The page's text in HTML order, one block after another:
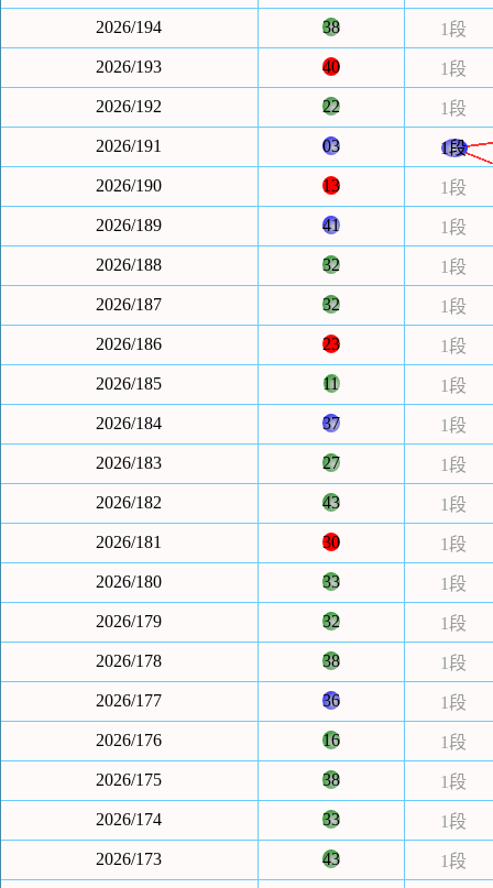
2026/194
38
1段
2026/193
40
1段
2026/192
22
1段
2026/191
03
1段
2026/190
13
1段
2026/189
41
1段
2026/188
32
1段
2026/187
32
1段
2026/186
23
1段
2026/185
11
1段
2026/184
37
1段
2026/183
27
1段
2026/182
43
1段
2026/181
30
1段
2026/180
33
1段
2026/179
32
1段
2026/178
38
1段
2026/177
36
1段
2026/176
16
1段
2026/175
38
1段
2026/174
33
1段
2026/173
43
1段